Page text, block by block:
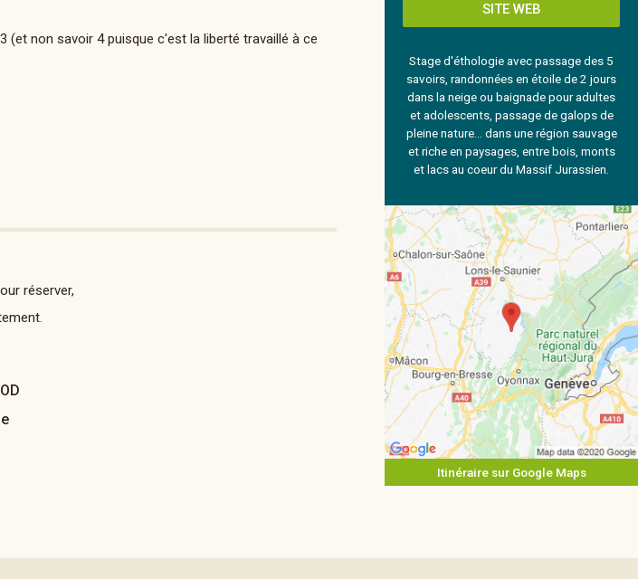
non savoir 4 puisque c'est la liberté travaillé à ce
réserver,
SITE WEB
Stage d'éthologie avec passage des 5
savoirs, randonnées en étoile de 2 jours
dans la neige ou baignade pour adultes
et adolescents, passage de galops de
pleine nature... dans une région sauvage
et riche en paysages, entre bois, monts
et lacs au coeur du Massif Jurassien.
Itinéraire sur Google Maps